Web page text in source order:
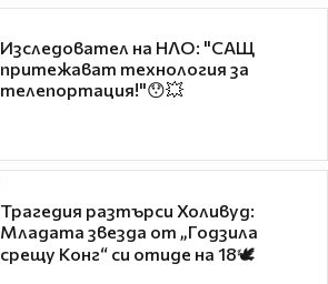
Изследовател на НЛО: "САЩ
притежават технология за
телепортация!"😯💥
Трагедия разтърси Холивуд:
Младата звезда от „Годзила
срещу Конг“ си отиде на 18🕊️